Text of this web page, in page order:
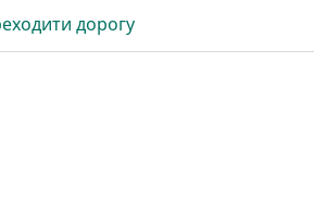
дорогу